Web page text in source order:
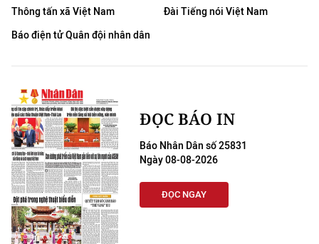
Thông tấn xã Việt Nam
Đài Tiếng nói Việt Nam
Báo điện tử Quân đội nhân dân
ĐỌC BÁO IN
Báo Nhân Dân số 25831
Ngày 08-08-2026
ĐỌC NGAY